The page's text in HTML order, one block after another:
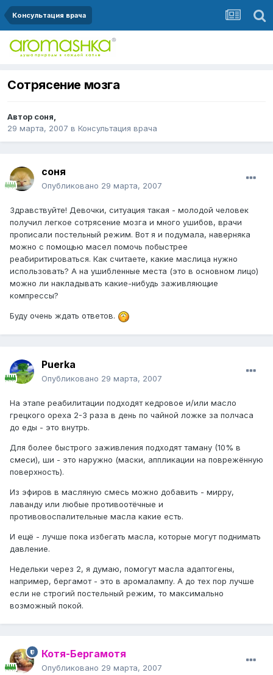
Консультация врача
Сотрясение мозга
Автор соня,
29 марта, 2007 в Консультация врача
соня
Опубликовано 29 марта, 2007
Здравствуйте! Девочки, ситуация такая - молодой человек
получил легкое сотрясение мозга и много ушибов, врачи
прописали постельный режим. Вот я и подумала, наверняка
можно с помощью масел помочь побыстрее
реабиритироваться. Как считаете, какие маслица нужно
использовать? А на ушибленные места (это в основном лицо)
можно ли накладывать какие-нибудь заживляющие
компрессы?
Буду очень ждать ответов.
Puerka
Опубликовано 29 марта, 2007
На этапе реабилитации подходят кедровое и/или масло
грецкого ореха 2-3 раза в день по чайной ложке за полчаса
до еды - это внутрь.
Для более быстрого заживления подходят таману (10% в
смеси), ши - это наружно (маски, аппликации на поврежённую
поверхность).
Из эфиров в масляную смесь можно добавить - мирру,
лаванду или любые противоотёчные и
противовоспалительные масла какие есть.
И ещё - лучше пока избегать масла, которые могут поднимать
давление.
Недельки через 2, я думаю, помогут масла адаптогены,
например, бергамот - это в аромалампу. А до тех пор лучше
если не строгий постельный режим, то максимально
возможный покой.
Котя-Бергамотя
Опубликовано 29 марта, 2007